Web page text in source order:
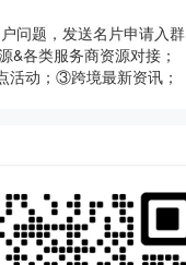
问题，发送名片申请入群
&各类服务商资源对接；
活动；③跨境最新资讯；